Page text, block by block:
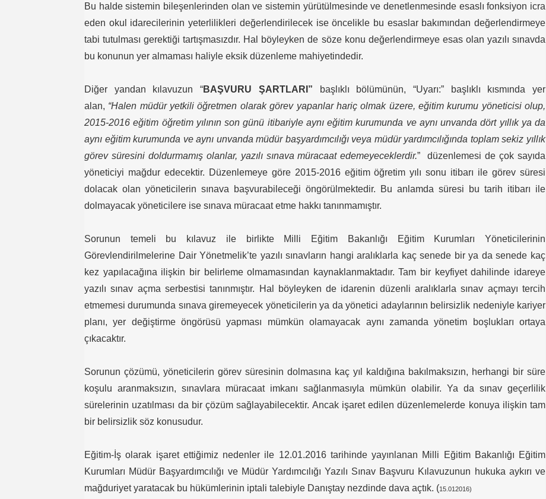
Bu halde sistemin bileşenlerinden olan ve sistemin yürütülmesinde ve denetlenmesinde esaslı fonksiyon icra
eden okul idarecilerinin yeterlilikleri değerlendirilecek ise öncelikle bu esaslar bakımından değerlendirmeye
tabi tutulması gerektiği tartışmasızdır. Hal böyleyken de söze konu değerlendirmeye esas olan yazılı sınavda
bu konunun yer almaması haliyle eksik düzenleme mahiyetindedir.
Diğer yandan kılavuzun “BAŞVURU ŞARTLARI” başlıklı bölümünün, “Uyarı:” başlıklı kısmında yer
alan, “Halen müdür yetkili öğretmen olarak görev yapanlar hariç olmak üzere, eğitim kurumu yöneticisi olup,
2015-2016 eğitim öğretim yılının son günü itibariyle aynı eğitim kurumunda ve aynı unvanda dört yıllık ya da
aynı eğitim kurumunda ve aynı unvanda müdür başyardımcılığı veya müdür yardımcılığında toplam sekiz yıllık
görev süresini doldurmamış olanlar, yazılı sınava müracaat edemeyeceklerdir.” düzenlemesi de çok sayıda
yöneticiyi mağdur edecektir. Düzenlemeye göre 2015-2016 eğitim öğretim yılı sonu itibarı ile görev süresi
dolacak olan yöneticilerin sınava başvurabileceği öngörülmektedir. Bu anlamda süresi bu tarih itibarı ile
dolmayacak yöneticilere ise sınava müracaat etme hakkı tanınmamıştır.
Sorunun temeli bu kılavuz ile birlikte Milli Eğitim Bakanlığı Eğitim Kurumları Yöneticilerinin
Görevlendirilmelerine Dair Yönetmelik’te yazılı sınavların hangi aralıklarla kaç senede bir ya da senede kaç
kez yapılacağına ilişkin bir belirleme olmamasından kaynaklanmaktadır. Tam bir keyfiyet dahilinde idareye
yazılı sınav açma serbestisi tanınmıştır. Hal böyleyken de idarenin düzenli aralıklarla sınav açmayı tercih
etmemesi durumunda sınava giremeyecek yöneticilerin ya da yönetici adaylarının belirsizlik nedeniyle kariyer
planı, yer değiştirme öngörüsü yapması mümkün olamayacak aynı zamanda yönetim boşlukları ortaya
çıkacaktır.
Sorunun çözümü, yöneticilerin görev süresinin dolmasına kaç yıl kaldığına bakılmaksızın, herhangi bir süre
koşulu aranmaksızın, sınavlara müracaat imkanı sağlanmasıyla mümkün olabilir. Ya da sınav geçerlilik
sürelerinin uzatılması da bir çözüm sağlayabilecektir. Ancak işaret edilen düzenlemelerde konuya ilişkin tam
bir belirsizlik söz konusudur.
Eğitim-İş olarak işaret ettiğimiz nedenler ile 12.01.2016 tarihinde yayınlanan Milli Eğitim Bakanlığı Eğitim
Kurumları Müdür Başyardımcılığı ve Müdür Yardımcılığı Yazılı Sınav Başvuru Kılavuzunun hukuka aykırı ve
mağduriyet yaratacak bu hükümlerinin iptali talebiyle Danıştay nezdinde dava açtık. (15.012016)